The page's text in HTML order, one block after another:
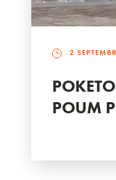
2
POUM